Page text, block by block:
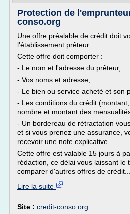
Protection de
conso.org
Une offre préalable de crédit doit
l'établissement prêteur.
Cette offre doit comporter :
- Le nom et l'adresse du prêteur,
- Vos noms et adresse,
- Le bien ou service acheté et son
- Les conditions du crédit
nombre et montant des
- Un bordereau de rétractation
et si vous prenez une assurance,
recevoir une note explicative.
Cette offre est valable 15 jours à
rédaction, ce délai vous laissant le
comparer d'autres offres de crédit....
Lire la suite
Site : credit-conso.org